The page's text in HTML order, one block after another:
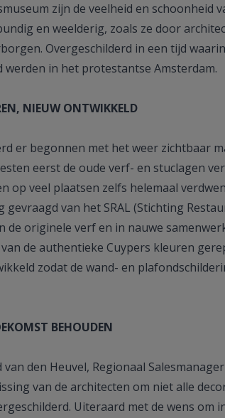
zijn de veelheid en schoonheid
en weelderig, zoals ze door
Overgeschilderd in een tijd
werden in het protestantse Amsterdam.
NIEUW ONTWIKKELD
er begonnen met het weer zichtbaar
eerst de oude verf- en stuclagen
op veel plaatsen zelfs helemaal
gevraagd van het SRAL (Stichting
de originele verf en in nauwe
de authentieke Cuypers kleuren
zodat de wand- en
BEHOUDEN
van den Heuvel, Regionaal
van de architecten om niet alle
Uiteraard met de wens om